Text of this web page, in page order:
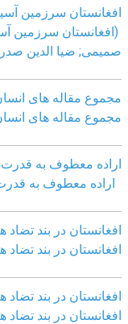
افغانستان سرزمین
(افغانستان سرزمین
صمیمی; ضیا الدین صدر
مجموع مقاله های
مجموع مقاله های
اراده معطوف به
اراده معطوف به
افغانستان در بند
افغانستان در بند
افغانستان در بند
افغانستان در بند